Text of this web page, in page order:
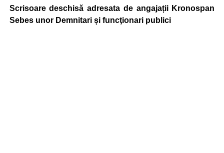
Scrisoare deschisă adresata de angajații Kronospan
Sebes unor Demnitari și funcţionari publici